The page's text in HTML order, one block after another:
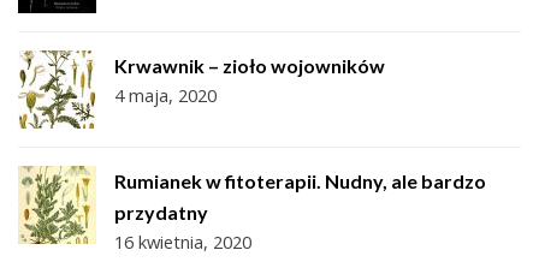
Krwawnik – zioło wojowników
4 maja, 2020
Rumianek w fitoterapii. Nudny, ale bardzo
przydatny
16 kwietnia, 2020